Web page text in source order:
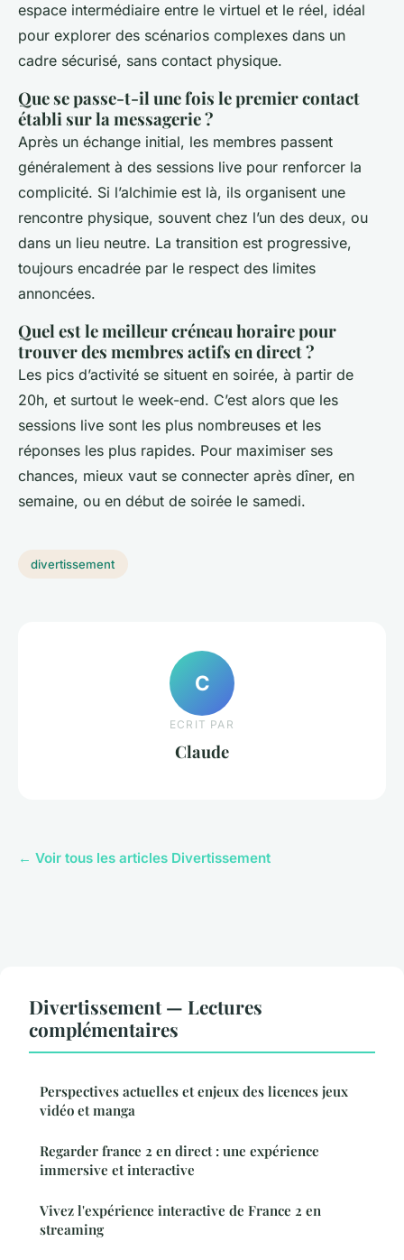
espace intermédiaire entre le virtuel et le réel, idéal
pour explorer des scénarios complexes dans un
cadre sécurisé, sans contact physique.
Que se passe-t-il une fois le premier contact
établi sur la messagerie ?
Après un échange initial, les membres passent
généralement à des sessions live pour renforcer la
complicité. Si l’alchimie est là, ils organisent une
rencontre physique, souvent chez l’un des deux, ou
dans un lieu neutre. La transition est progressive,
toujours encadrée par le respect des limites
annoncées.
Quel est le meilleur créneau horaire pour
trouver des membres actifs en direct ?
Les pics d’activité se situent en soirée, à partir de
20h, et surtout le week-end. C’est alors que les
sessions live sont les plus nombreuses et les
réponses les plus rapides. Pour maximiser ses
chances, mieux vaut se connecter après dîner, en
semaine, ou en début de soirée le samedi.
divertissement
C
ECRIT PAR
Claude
← Voir tous les articles Divertissement
Divertissement — Lectures
complémentaires
Perspectives actuelles et enjeux des licences jeux
vidéo et manga
Regarder france 2 en direct : une expérience
immersive et interactive
Vivez l'expérience interactive de France 2 en
streaming